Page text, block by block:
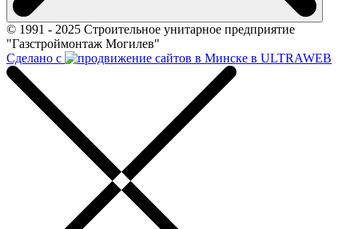
© 1991 - 2025 Строительное унитарное предприятие
"Газстроймонтаж Могилев"
Сделано с
в ULTRAWEB